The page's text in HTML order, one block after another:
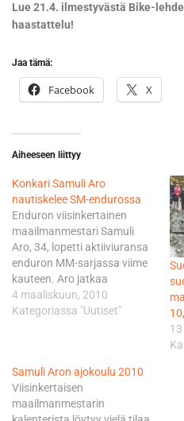
Lue 21.4. ilmestyvästä Bike-
haastattelu!
Jaa tämä:
Facebook X
Aiheeseen liittyy
Konkari Samuli Aro
nautiskelee SM-endurossa
Enduron viisinkertainen
maailmanmestari Samuli
Aro, 34, lopetti aktiiviuransa
enduron MM-sarjassa viime
kauteen. Aro jatkaa
kuitenkin pitkäaikaisen
työnantajansa KTM:n
isoissa kansainvälisissä
kisoissa, sekä ajaa enduron
SM-osakilpailut kotimaassa.
4 maaliskuun, 2010
Kategoriassa "Uutiset"
Samuli Aron ajokoulu 2010
Viisinkertaisen
maailmanmestarin